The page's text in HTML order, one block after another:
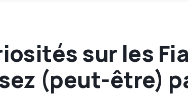
sur les
(peut-être)